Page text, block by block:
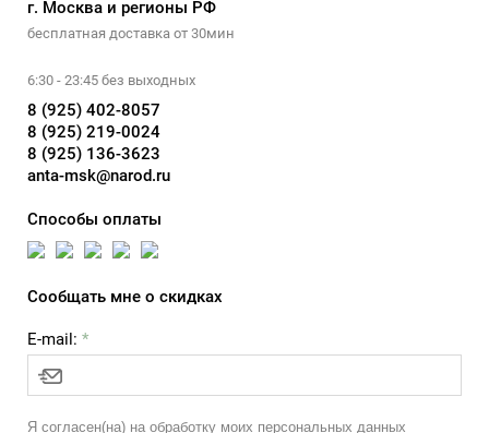
г. Москва и регионы РФ
бесплатная доставка от 30мин
6:30 - 23:45 без выходных
8 (925) 402-8057
8 (925) 219-0024
8 (925) 136-3623
anta-msk@narod.ru
Способы оплаты
Сообщать мне о скидках
E-mail: *
Я согласен(на) на обработку моих персональных данных